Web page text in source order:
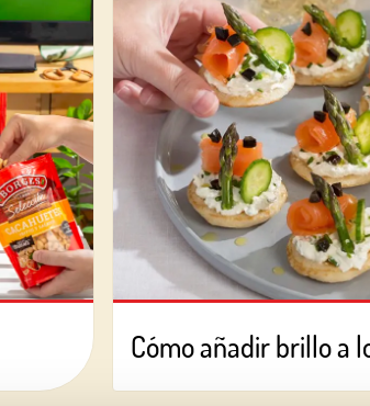
Cómo añadir brillo a